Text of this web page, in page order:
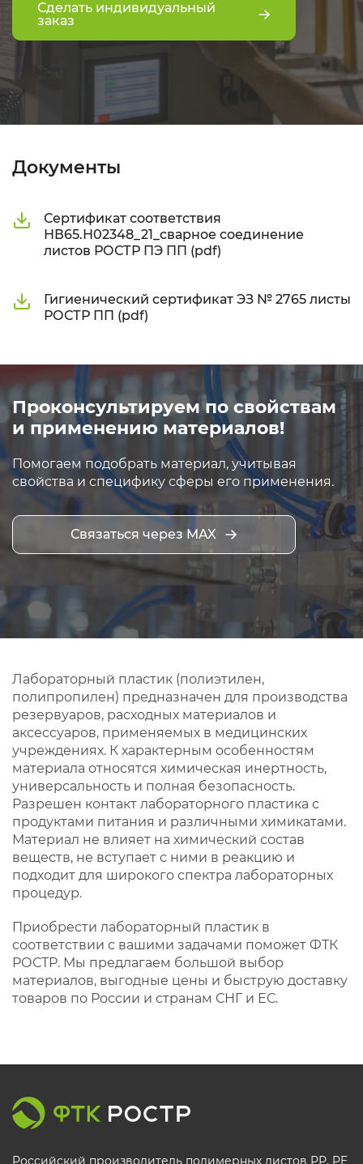
Сделать индивидуальный
заказ
Документы
Сертификат соответствия
НВ65.Н02348_21_сварное соединение
листов РОСТР ПЭ ПП (pdf)
Гигиенический сертификат ЭЗ № 2765 листы
РОСТР ПП (pdf)
Проконсультируем по свойствам
и применению материалов!
Помогаем подобрать материал, учитывая
свойства и специфику сферы его применения.
Связаться через MAX
Лабораторный пластик (полиэтилен,
полипропилен) предназначен для производства
резервуаров, расходных материалов и
аксессуаров, применяемых в медицинских
учреждениях. К характерным особенностям
материала относятся химическая инертность,
универсальность и полная безопасность.
Разрешен контакт лабораторного пластика с
продуктами питания и различными химикатами.
Материал не влияет на химический состав
веществ, не вступает с ними в реакцию и
подходит для широкого спектра лабораторных
процедур.
Приобрести лабораторный пластик в
соответствии с вашими задачами поможет ФТК
РОСТР. Мы предлагаем большой выбор
материалов, выгодные цены и быструю доставку
товаров по России и странам СНГ и ЕС.
Российский производитель полимерных листов РР, PE